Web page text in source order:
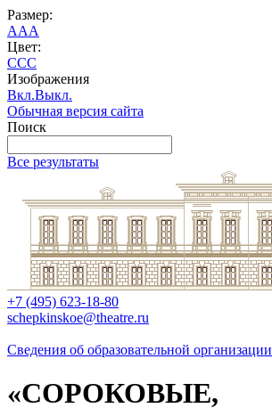
Размер:
AAA
Цвет:
CCC
Изображения
Вкл.Выкл.
Обычная версия сайта
Поиск
Все результаты
+7 (495) 623-18-80
schepkinskoe@theatre.ru
Сведения об образовательной организации
«СОРОКОВЫЕ,